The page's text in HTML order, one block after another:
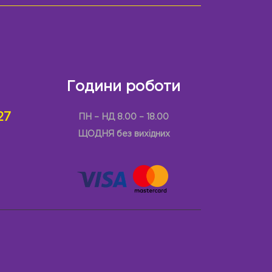
Години роботи
ПН – НД 8.00 – 18.00
ЩОДНЯ без вихідних